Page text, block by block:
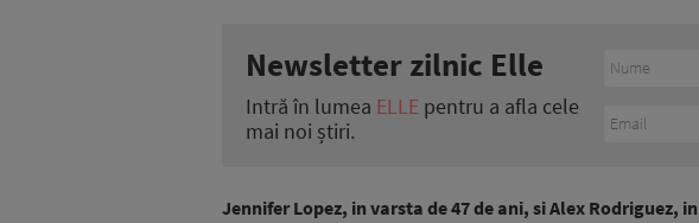
Newsletter zilnic Elle
Intră în lumea ELLE pentru a afla cele
mai noi știri.
Jennifer Lopez, in varsta de 47 de ani, si Alex Rodriguez,